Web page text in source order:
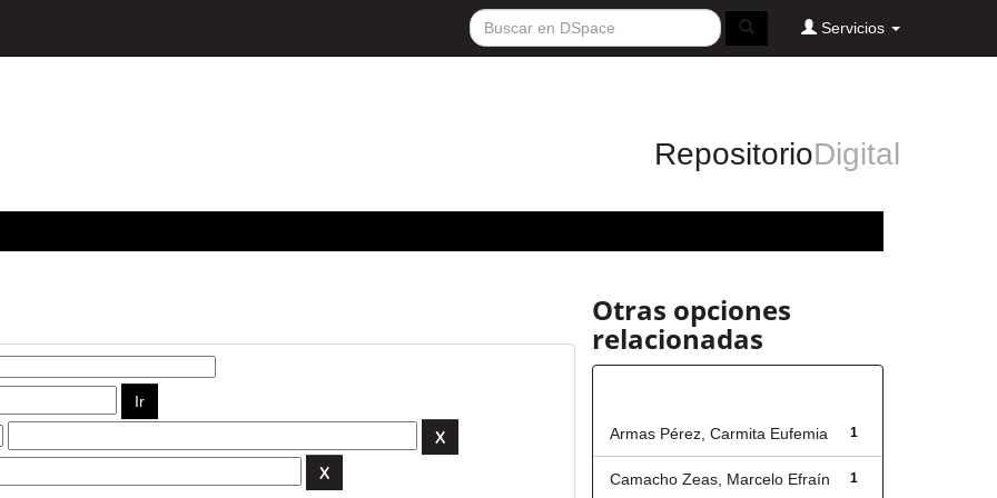
Servicios
RepositorioDigital
Otras opciones
relacionadas
1
Armas Pérez, Carmita Eufemia
1
Camacho Zeas, Marcelo Efraín